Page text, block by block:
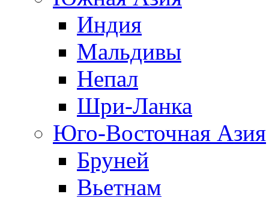
Индия
Мальдивы
Непал
Шри-Ланка
Юго-Восточная Азия
Бруней
Вьетнам